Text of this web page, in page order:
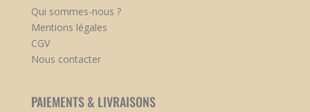
Qui sommes-nous ?
Mentions légales
CGV
Nous contacter
PAIEMENTS & LIVRAISONS